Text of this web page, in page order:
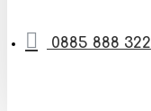
0885 888 322